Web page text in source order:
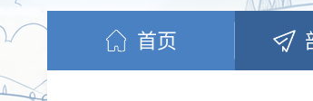
首页